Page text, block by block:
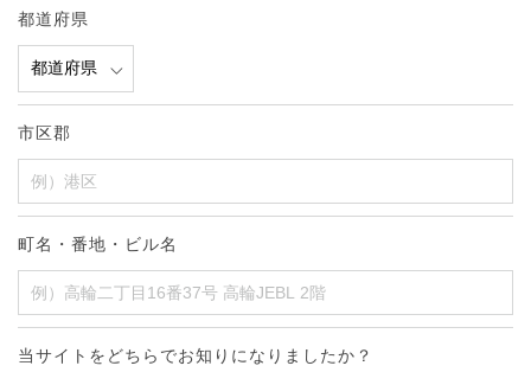
都道府県
市区郡
町名・番地・ビル名
当サイトをどちらでお知りになりましたか？